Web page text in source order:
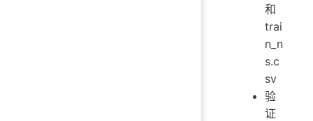
和
trai
n_n
s.c
sv
验
证